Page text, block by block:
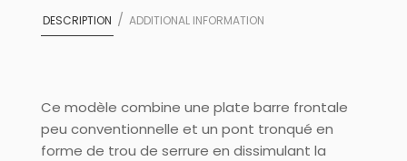
DESCRIPTION ADDITIONAL INFORMATION
Ce modèle combine une plate barre frontale
peu conventionnelle et un pont tronqué en
forme de trou de serrure en dissimulant la